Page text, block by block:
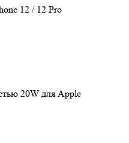
12 / 12 Pro
20W для Apple